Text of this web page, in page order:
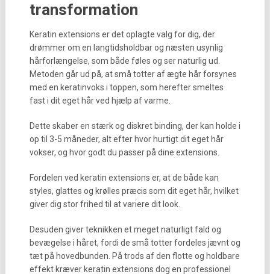
transformation
Keratin extensions er det oplagte valg for dig, der
drømmer om en langtidsholdbar og næsten usynlig
hårforlængelse, som både føles og ser naturlig ud.
Metoden går ud på, at små totter af ægte hår forsynes
med en keratinvoks i toppen, som herefter smeltes
fast i dit eget hår ved hjælp af varme.
Dette skaber en stærk og diskret binding, der kan holde i
op til 3-5 måneder, alt efter hvor hurtigt dit eget hår
vokser, og hvor godt du passer på dine extensions.
Fordelen ved keratin extensions er, at de både kan
styles, glattes og krølles præcis som dit eget hår, hvilket
giver dig stor frihed til at variere dit look.
Desuden giver teknikken et meget naturligt fald og
bevægelse i håret, fordi de små totter fordeles jævnt og
tæt på hovedbunden. På trods af den flotte og holdbare
effekt kræver keratin extensions dog en professionel